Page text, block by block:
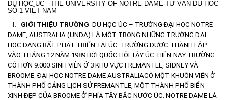
DU HỌC ÚC - THE UNIVERSITY OF NOTRE DAME-TƯ VẤN DU HOC
SỐ 1 VIỆT NAM
I.
GIỚI THIỆU TRƯỜNG DU HỌC ÚC – TRƯỜNG ĐẠI HỌC NOTRE
DAME, AUSTRALIA (UNDA) LÀ MỘT TRONG NHỮNG TRƯỜNG ĐẠI
HỌC ĐANG RẤT PHÁT TRIỂN TẠI ÚC. TRƯỜNG ĐƯỢC THÀNH LẬP
VÀO THÁNG 12 NĂM 1989 BỞI QUỐC HỘI TÂY ÚC. HIỆN NAY TRƯỜNG
CÓ HƠN 9.000 SINH VIÊN Ở 3 KHU VỰC FREMANTLE, SIDNEY VÀ
BROOME. ĐẠI HỌC NOTRE DAME AUSTRALIACÓ MỘT KHUÔN VIÊN Ở
THÀNH PHỐ CẢNG LỊCH SỬ FREMANTLE, MỘT THÀNH PHỐ BIỂN
XINH ĐẸP CỦA BROOME Ở PHÍA TÂY BẮC NƯỚC ÚC. NOTRE DAME LÀ